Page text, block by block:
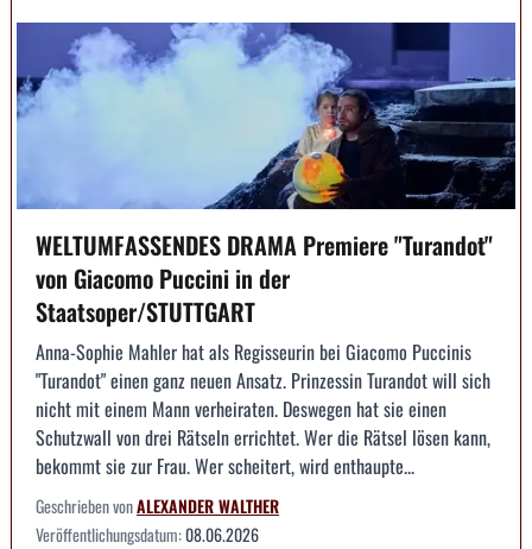
WELTUMFASSENDES DRAMA Premiere "Turandot"
von Giacomo Puccini in der
Staatsoper/STUTTGART
Anna-Sophie Mahler hat als Regisseurin bei Giacomo Puccinis
"Turandot" einen ganz neuen Ansatz. Prinzessin Turandot will sich
nicht mit einem Mann verheiraten. Deswegen hat sie einen
Schutzwall von drei Rätseln errichtet. Wer die Rätsel lösen kann,
bekommt sie zur Frau. Wer scheitert, wird enthaupte...
Geschrieben vonALEXANDER WALTHER
Veröffentlichungsdatum:08.06.2026